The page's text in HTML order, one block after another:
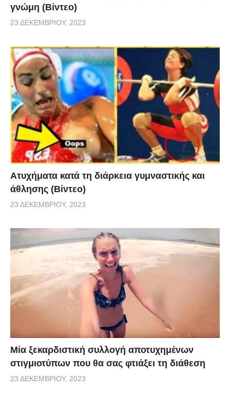
γνώμη (Βίντεο)
23 ΔΕΚΕΜΒΡΊΟΥ, 2023
Aτυχήματα κατά τη διάρκεια γυμναστικής και
άθλησης (Βίντεο)
23 ΔΕΚΕΜΒΡΊΟΥ, 2023
Μία ξεκαρδιστική συλλογή αποτυχημένων
στιγμιοτύπων που θα σας φτιάξει τη διάθεση
23 ΔΕΚΕΜΒΡΊΟΥ, 2023